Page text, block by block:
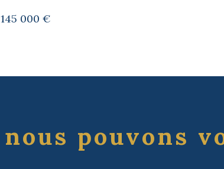
145 000 €
nous pouvons